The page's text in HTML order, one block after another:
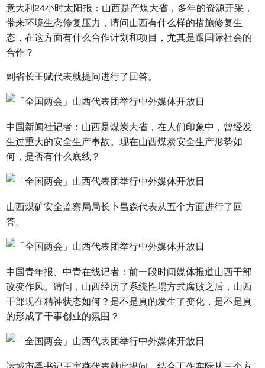
意大利24小时太阳报：山西是产煤大省，多年的资源开采，
带来环境生态修复压力，请问山西有什么样的措施修复生
态，在这方面有什么合作计划和项目，尤其是跟国际社会的
合作？
副省长王赋代表就提问进行了回答。
中国新闻社记者：山西是煤炭大省，在人们印象中，曾经发
生过重大的安全生产事故。现在山西煤炭安全生产形势如
何，是否有什么底线？
山西煤矿安全监察局局长卜昌森代表从五个方面进行了回
答。
中国青年报、中青在线记者：前一段时间媒体报道山西干部
改变作风。请问，山西经历了系统性塌方式腐败之后，山西
干部现在精神状态如何？是不是真的发生了变化，是不是真
的形成了干事创业的氛围？